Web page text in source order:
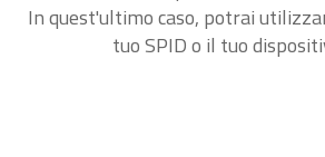
In quest'ultimo caso, potrai
tuo SPID o il tuo